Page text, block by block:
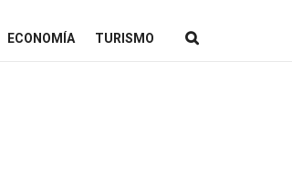
ECONOMÍA TURISMO